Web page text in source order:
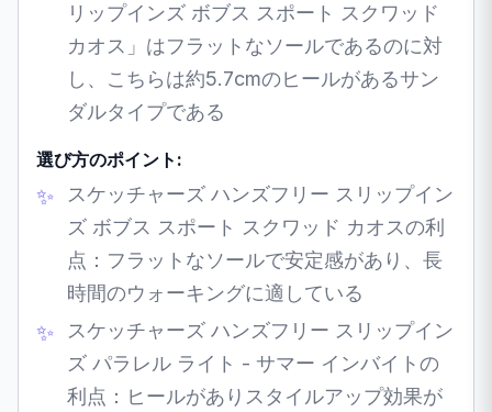
リップインズ ボブス スポート スクワッド
カオス」はフラットなソールであるのに対
し、こちらは約5.7cmのヒールがあるサン
ダルタイプである
選び方のポイント:
スケッチャーズ ハンズフリー スリップイン
ズ ボブス スポート スクワッド カオスの利
点：フラットなソールで安定感があり、長
時間のウォーキングに適している
スケッチャーズ ハンズフリー スリップイン
ズ パラレル ライト - サマー インバイトの
利点：ヒールがありスタイルアップ効果が